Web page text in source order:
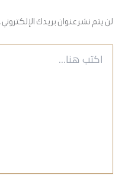
لن يتم نشر عنوان بريدك الإلكتروني.
هنا...